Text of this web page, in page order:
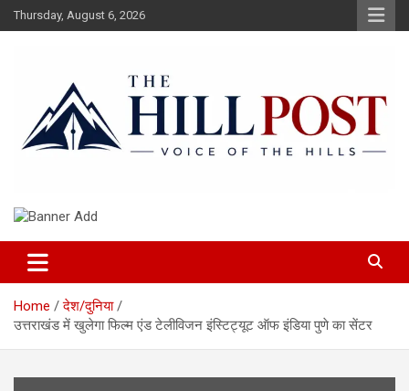
Skip
to
Thursday, August 6, 2026
The Hillpost
Home
देश/दुनिया
उत्तराखंड में खुलेगा फिल्म एंड टेलीविजन इंस्टिट्यूट ऑफ इंडिया पुणे का सेंटर